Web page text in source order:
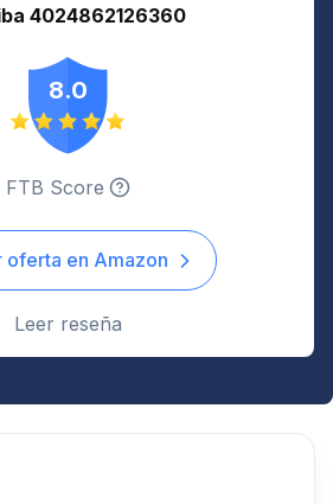
4024862126360
8.0
FTB Score
oferta en Amazon
Leer reseña